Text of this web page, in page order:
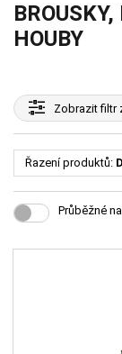
HOUBY
Zobrazitfiltr
Řazení produktů:
Průběžné